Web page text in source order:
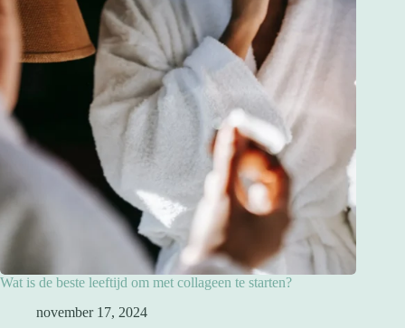
Wat is de beste leeftijd om met collageen te starten?
november 17, 2024